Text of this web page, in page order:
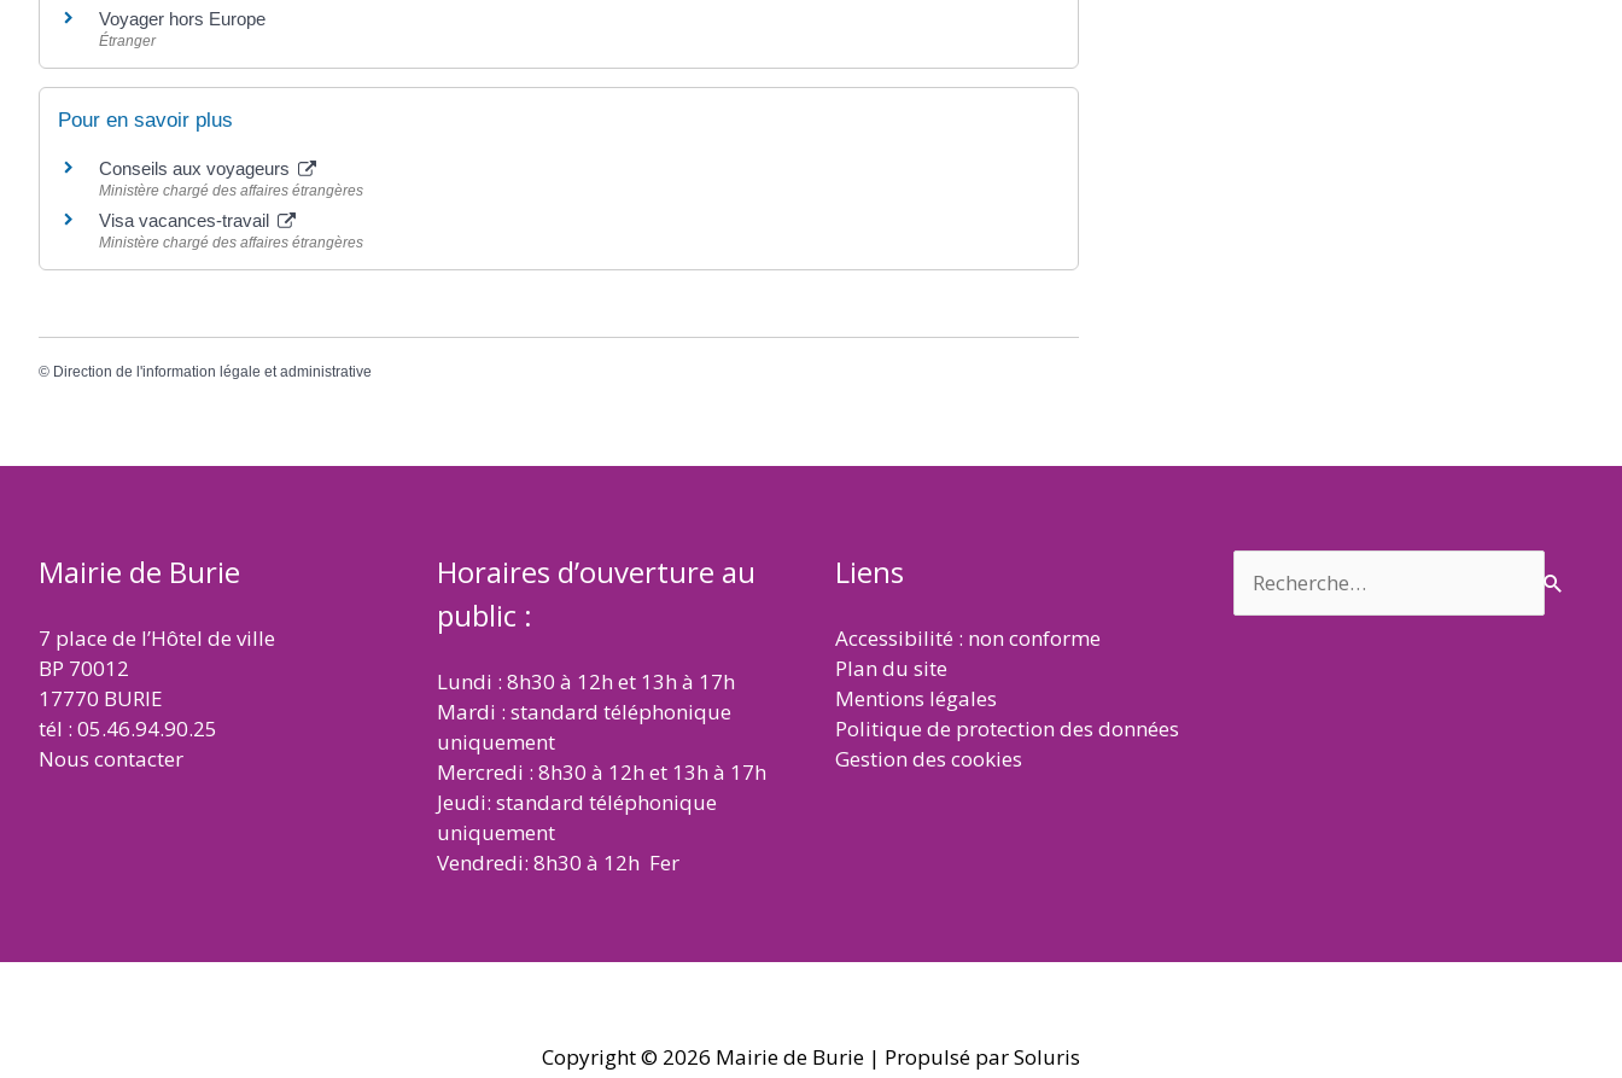
Voyager hors Europe
Étranger
Pour en savoir plus
Conseils aux voyageurs
Ministère chargé des affaires étrangères
Visa vacances-travail
Ministère chargé des affaires étrangères
© Direction de l'information légale et administrative
Mairie de Burie
7 place de l’Hôtel de ville
BP 70012
17770 BURIE
tél : 05.46.94.90.25
Nous contacter
Horaires d’ouverture au
public :
Lundi : 8h30 à 12h et 13h à 17h
Mardi : standard téléphonique
uniquement
Mercredi : 8h30 à 12h et 13h à 17h
Jeudi: standard téléphonique
uniquement
Vendredi: 8h30 à 12h Fer
Liens
Accessibilité : non conforme
Plan du site
Mentions légales
Politique de protection des données
Gestion des cookies
Copyright © 2026 Mairie de Burie | Propulsé par Soluris